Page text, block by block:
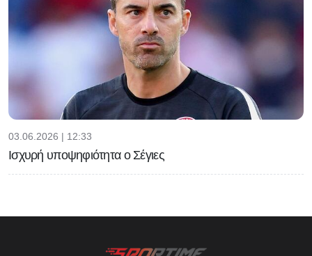
03.06.2026 | 12:33
Ισχυρή υποψηφιότητα ο Σέγιες